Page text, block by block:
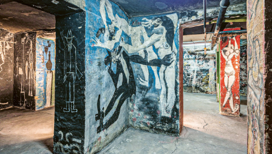
Stellenangebote Newsletter Presse
Nachhaltigkeit Kontakt
Digitale Sammlungen Exil-Archive